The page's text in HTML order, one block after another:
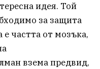
идея. Той
за защита
частта от мозъка,
взема предвид,